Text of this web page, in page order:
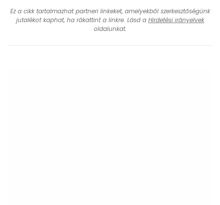
Ez a cikk tartalmazhat partneri linkeket, amelyekből szerkesztőségünk
jutalékot kaphat, ha rákattint a linkre. Lásd a Hirdetési irányelvek
oldalunkat.